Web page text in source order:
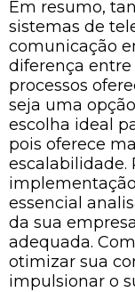
Em resumo,
sistemas de
comunicação
diferença entre
processos
seja uma
escolha ideal
pois oferece
escalabilidade.
essencial
da sua
adequada.
otimizar sua
impulsionar o